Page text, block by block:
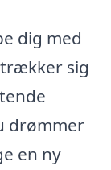
dig med
sig
drømmer
en ny